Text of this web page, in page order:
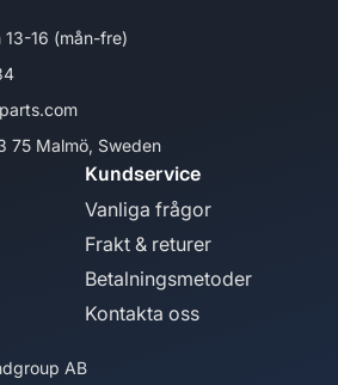
16 (mån-fre)
75 Malmö, Sweden
Kundservice
Vanliga frågor
Frakt & returer
Betalningsmetoder
Kontakta oss
AB